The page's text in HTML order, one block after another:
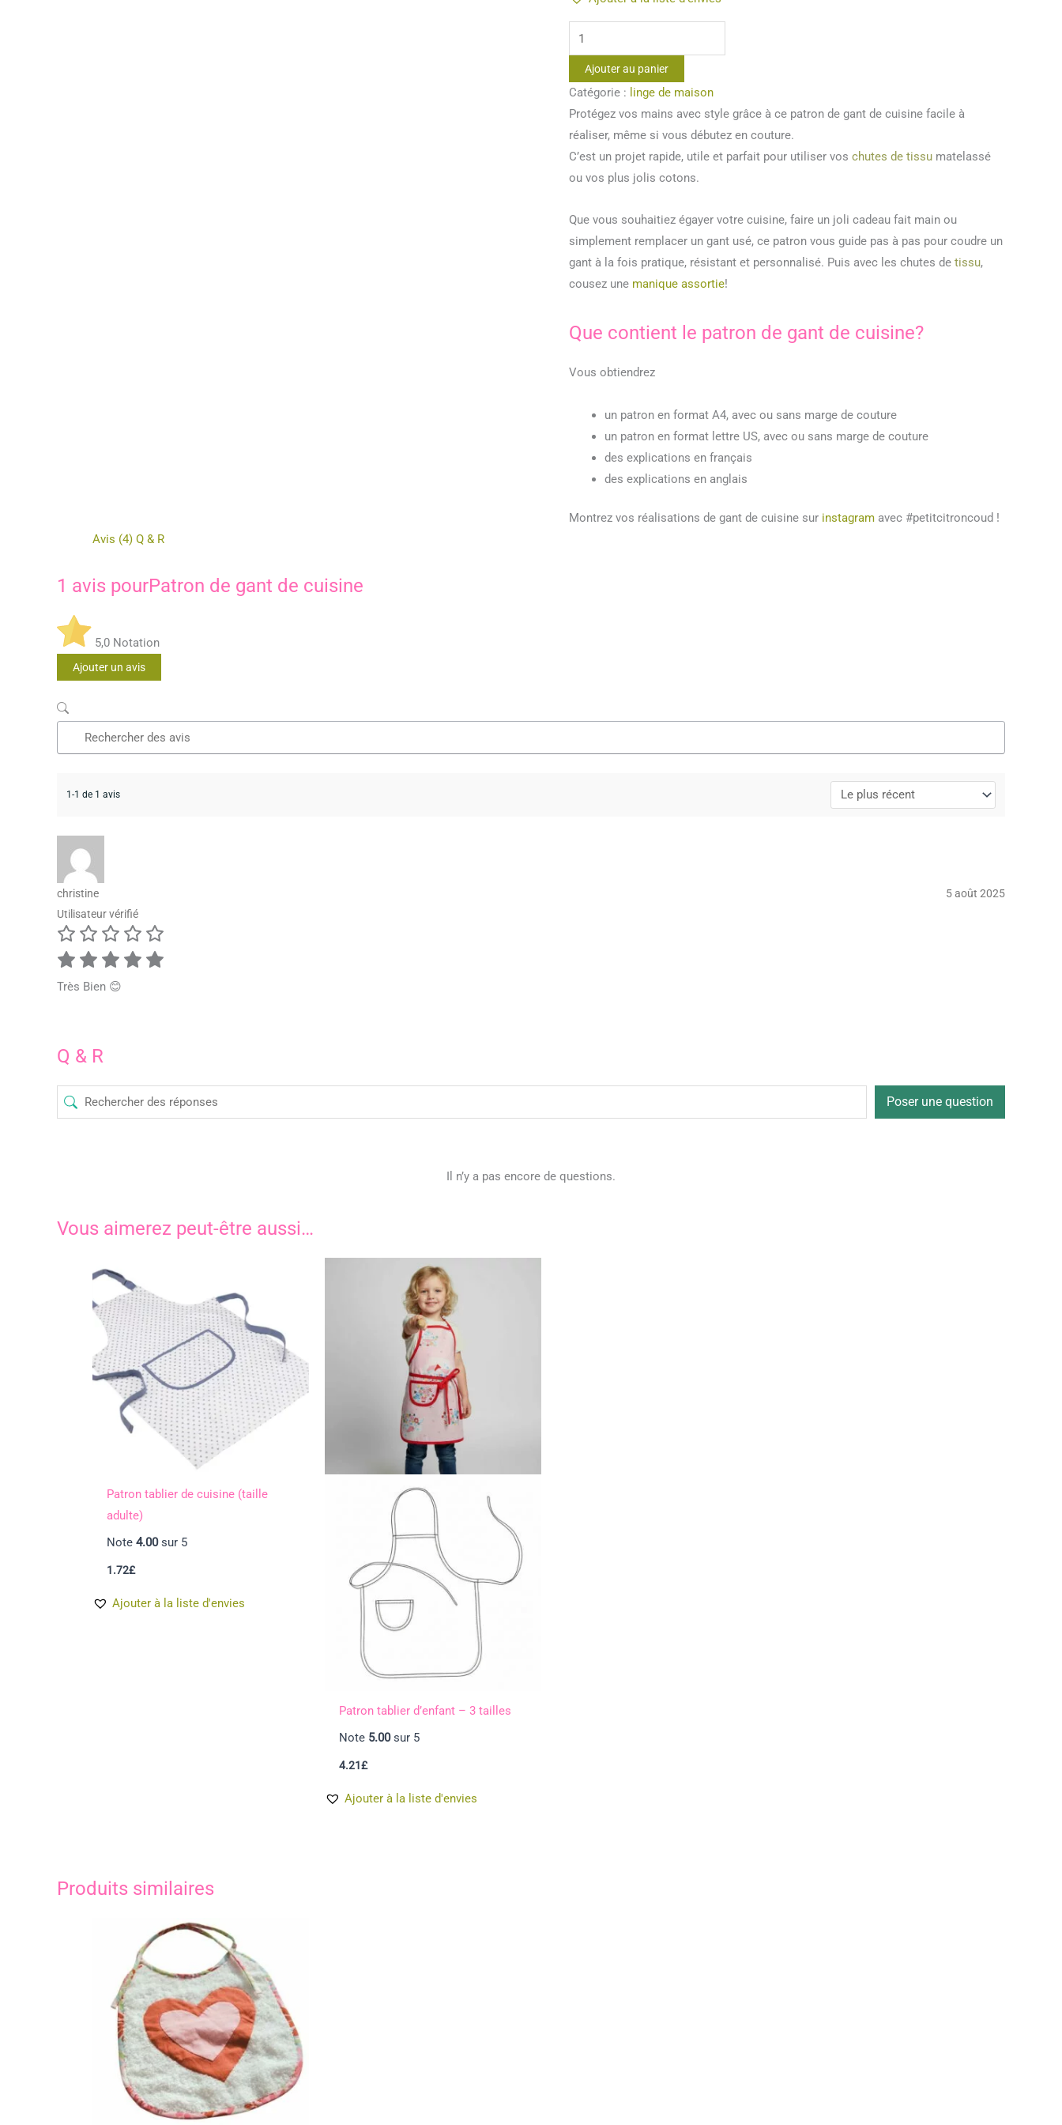
quantité
de
Patron
de
gant
de
cuisine
Ajouter au panier
Catégorie : linge de maison
Protégez vos mains avec style grâce à ce patron de gant de cuisine facile à
réaliser, même si vous débutez en couture.
C’est un projet rapide, utile et parfait pour utiliser vos chutes de tissu matelassé
ou vos plus jolis cotons.
Que vous souhaitiez égayer votre cuisine, faire un joli cadeau fait main ou
simplement remplacer un gant usé, ce patron vous guide pas à pas pour coudre un
gant à la fois pratique, résistant et personnalisé. Puis avec les chutes de tissu,
cousez une manique assortie!
Que contient le patron de gant de cuisine?
Vous obtiendrez
un patron en format A4, avec ou sans marge de couture
un patron en format lettre US, avec ou sans marge de couture
des explications en français
des explications en anglais
Montrez vos réalisations de gant de cuisine sur instagram avec #petitcitroncoud !
Avis (4) Q & R
1 avis pourPatron de gant de cuisine
5,0 Notation
Ajouter un avis
1-1 de 1 avis
christine
Utilisateur vérifié
5 août 2025
Très Bien 😊
Q & R
Poser une question
Il n’y a pas encore de questions.
Vous aimerez peut-être aussi…
Patron tablier de cuisine (taille
adulte)
Note 4.00sur 5
1.72£
Ajouter à la liste d'envies
Patron tablier d’enfant – 3 tailles
Note 5.00sur 5
4.21£
Ajouter à la liste d'envies
Produits similaires